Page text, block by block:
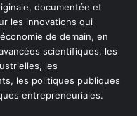
documentée et
les innovations qui
de demain, en
scientifiques, les
les
les politiques publiques
entrepreneuriales.